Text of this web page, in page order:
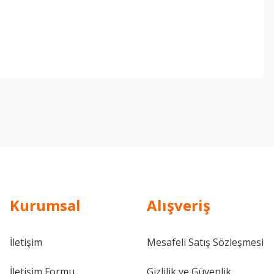
Kurumsal
İletişim
Alışveriş
Mesafeli Satış Sözleşmesi